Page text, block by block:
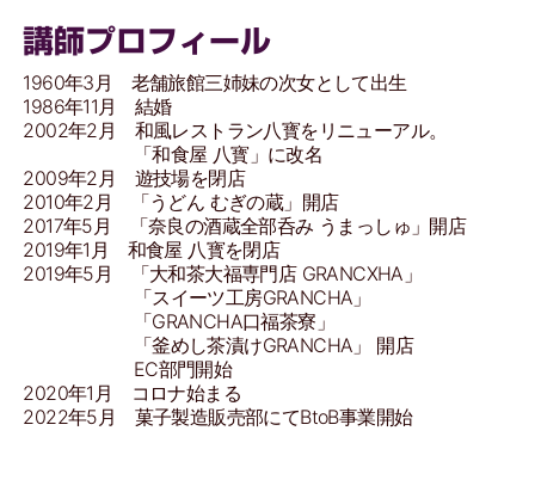
講師プロフィール
1960年3月 老舗旅館三姉妹の次女として出生
1986年11月 結婚
2002年2月 和風レストラン八寳をリニューアル。
「和食屋 八寳」に改名
2009年2月 遊技場を閉店
2010年2月 「うどん むぎの蔵」開店
2017年5月 「奈良の酒蔵全部呑み うまっしゅ」開店
2019年1月 和食屋 八寳を閉店
2019年5月 「大和茶大福専門店 GRANCXHA」
「スイーツ工房GRANCHA」
「GRANCHA口福茶寮」
「釜めし茶漬けGRANCHA」 開店
EC部門開始
2020年1月 コロナ始まる
2022年5月 菓子製造販売部にてBtoB事業開始